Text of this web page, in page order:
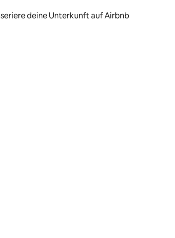
deine Unterkunft auf Airbnb